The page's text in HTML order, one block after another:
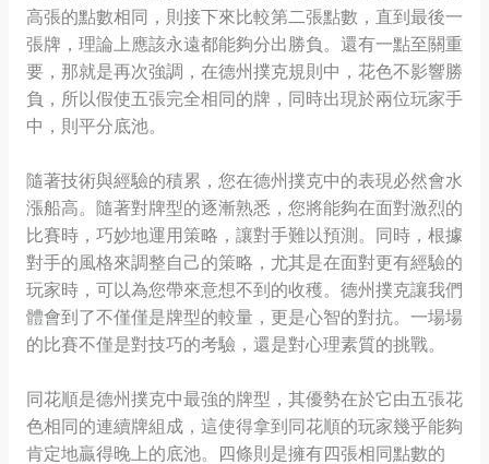
高張的點數相同，則接下來比較第二張點數，直到最後一
張牌，理論上應該永遠都能夠分出勝負。還有一點至關重
要，那就是再次強調，在德州撲克規則中，花色不影響勝
負，所以假使五張完全相同的牌，同時出現於兩位玩家手
中，則平分底池。
隨著技術與經驗的積累，您在德州撲克中的表現必然會水
漲船高。隨著對牌型的逐漸熟悉，您將能夠在面對激烈的
比賽時，巧妙地運用策略，讓對手難以預測。同時，根據
對手的風格來調整自己的策略，尤其是在面對更有經驗的
玩家時，可以為您帶來意想不到的收穫。德州撲克讓我們
體會到了不僅僅是牌型的較量，更是心智的對抗。一場場
的比賽不僅是對技巧的考驗，還是對心理素質的挑戰。
同花順是德州撲克中最強的牌型，其優勢在於它由五張花
色相同的連續牌組成，這使得拿到同花順的玩家幾乎能夠
肯定地贏得晚上的底池。四條則是擁有四張相同點數的